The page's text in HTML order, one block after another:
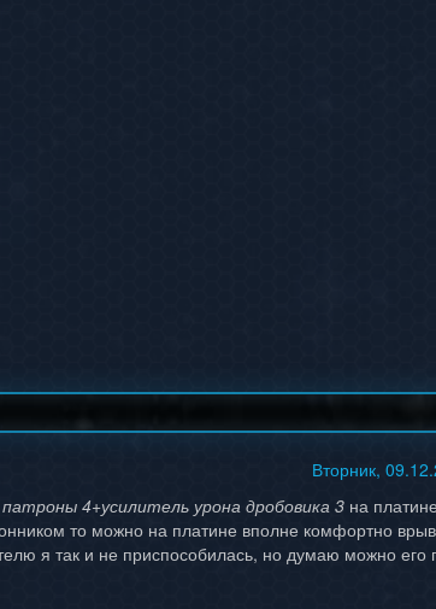
Вторник,
4+усилитель урона дробовика 3 на
то можно на платине вполне комфортно
я так и не приспособилась, но думаю можно его